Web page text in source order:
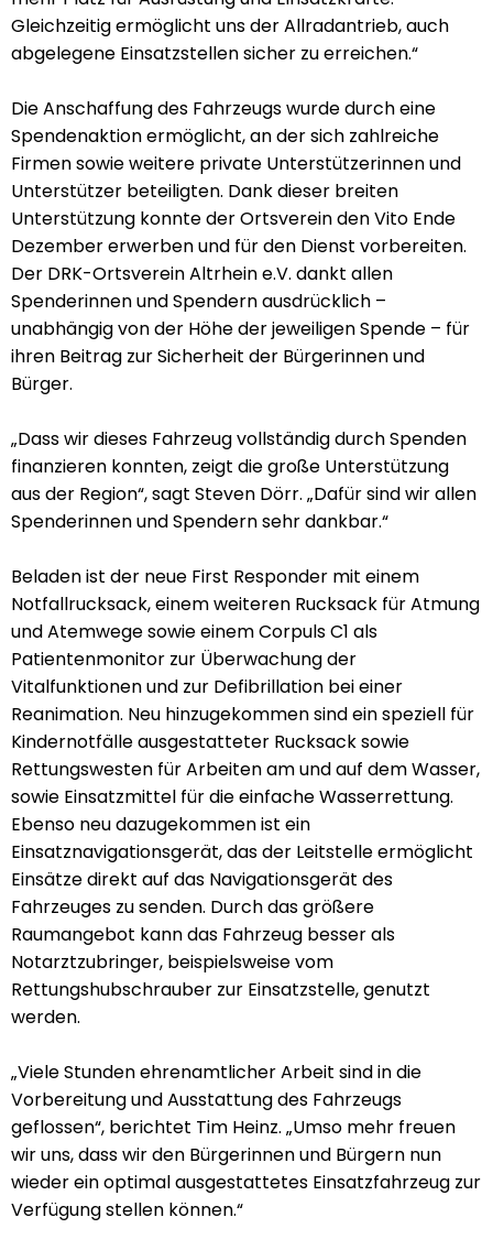
Gleichzeitig ermöglicht uns der Allradantrieb, auch
abgelegene Einsatzstellen sicher zu erreichen.“
Die Anschaffung des Fahrzeugs wurde durch eine
Spendenaktion ermöglicht, an der sich zahlreiche
Firmen sowie weitere private Unterstützerinnen und
Unterstützer beteiligten. Dank dieser breiten
Unterstützung konnte der Ortsverein den Vito Ende
Dezember erwerben und für den Dienst vorbereiten.
Der DRK-Ortsverein Altrhein e.V. dankt allen
Spenderinnen und Spendern ausdrücklich –
unabhängig von der Höhe der jeweiligen Spende – für
ihren Beitrag zur Sicherheit der Bürgerinnen und
Bürger.
„Dass wir dieses Fahrzeug vollständig durch Spenden
finanzieren konnten, zeigt die große Unterstützung
aus der Region“, sagt Steven Dörr. „Dafür sind wir allen
Spenderinnen und Spendern sehr dankbar.“
Beladen ist der neue First Responder mit einem
Notfallrucksack, einem weiteren Rucksack für Atmung
und Atemwege sowie einem Corpuls C1 als
Patientenmonitor zur Überwachung der
Vitalfunktionen und zur Defibrillation bei einer
Reanimation. Neu hinzugekommen sind ein speziell für
Kindernotfälle ausgestatteter Rucksack sowie
Rettungswesten für Arbeiten am und auf dem Wasser,
sowie Einsatzmittel für die einfache Wasserrettung.
Ebenso neu dazugekommen ist ein
Einsatznavigationsgerät, das der Leitstelle ermöglicht
Einsätze direkt auf das Navigationsgerät des
Fahrzeuges zu senden. Durch das größere
Raumangebot kann das Fahrzeug besser als
Notarztzubringer, beispielsweise vom
Rettungshubschrauber zur Einsatzstelle, genutzt
werden.
„Viele Stunden ehrenamtlicher Arbeit sind in die
Vorbereitung und Ausstattung des Fahrzeugs
geflossen“, berichtet Tim Heinz. „Umso mehr freuen
wir uns, dass wir den Bürgerinnen und Bürgern nun
wieder ein optimal ausgestattetes Einsatzfahrzeug zur
Verfügung stellen können.“